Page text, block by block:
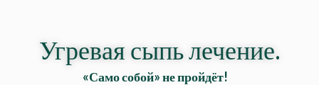
Угревая сыпь лечение.
«Само собой» не пройдёт!⠀